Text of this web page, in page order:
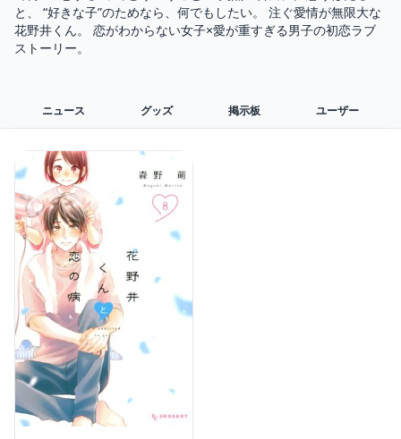
と、 “好きな子”のためなら、何でもしたい。 注ぐ愛情が無限大な
花野井くん。 恋がわからない女子×愛が重すぎる男子の初恋ラブ
ストーリー。
ニュース グッズ 掲示板 ユーザー